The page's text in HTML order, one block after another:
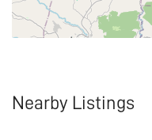
Nearby Listings